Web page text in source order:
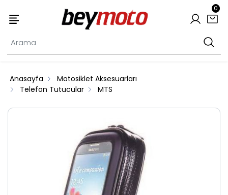
0
Anasayfa
Motosiklet Aksesuarları
Telefon Tutucular
MTS